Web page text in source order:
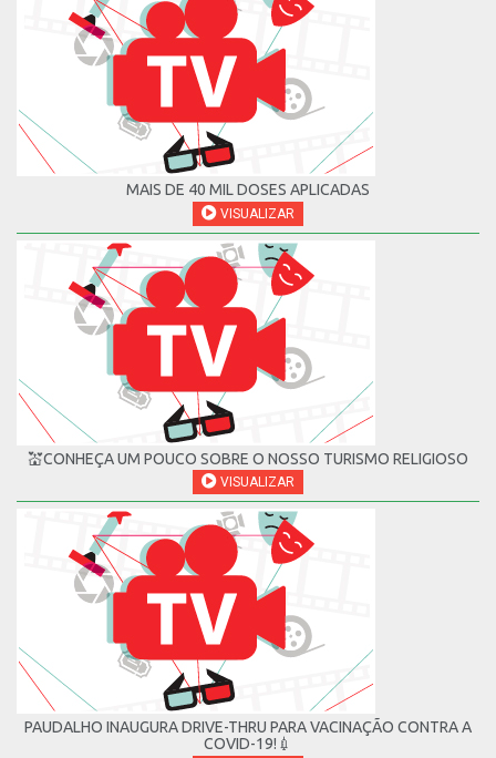
MAIS DE 40 MIL DOSES APLICADAS
VISUALIZAR
💒CONHEÇA UM POUCO SOBRE O NOSSO TURISMO RELIGIOSO
VISUALIZAR
PAUDALHO INAUGURA DRIVE-THRU PARA VACINAÇÃO CONTRA A
COVID-19!💉